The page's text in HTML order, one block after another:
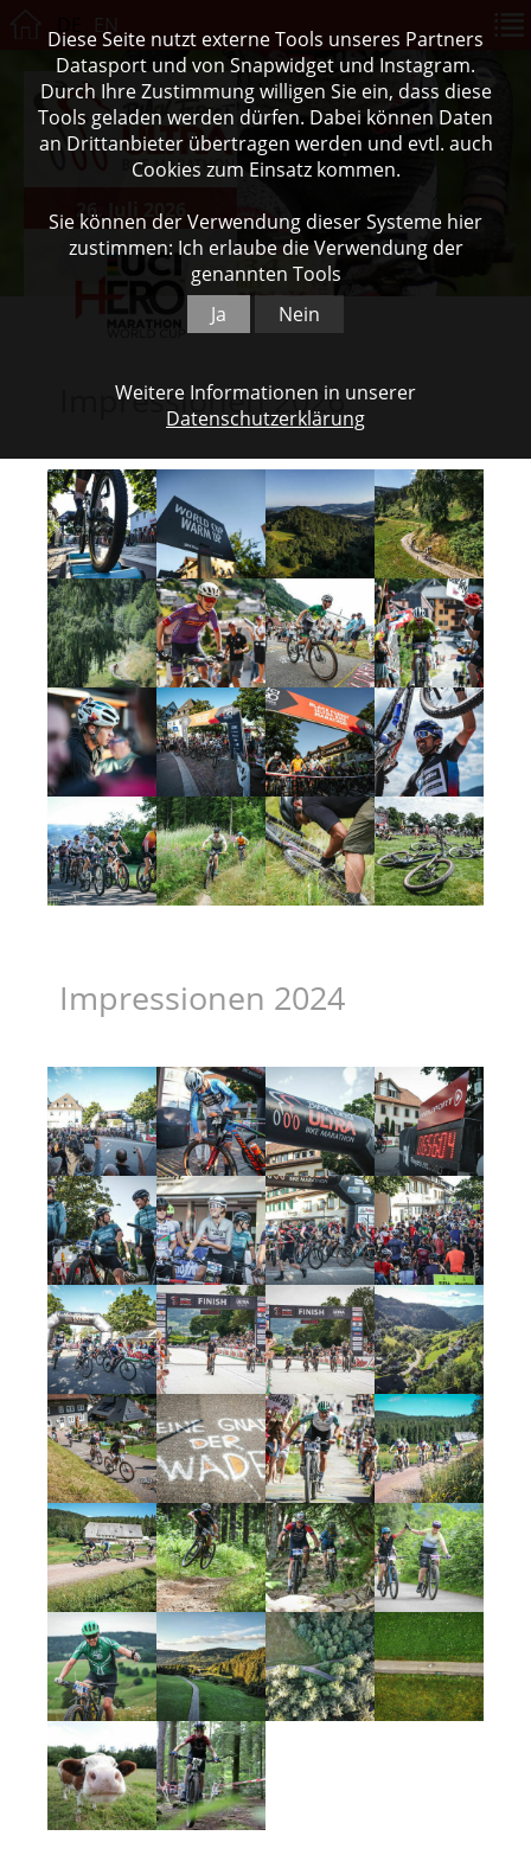
26. Juli 2026
Impressionen 2026
Impressionen 2024
Diese Seite nutzt externe Tools unseres Partners
Datasport und von Snapwidget und Instagram.
Durch Ihre Zustimmung willigen Sie ein, dass diese
Tools geladen werden dürfen. Dabei können Daten
an Drittanbieter übertragen werden und evtl. auch
Cookies zum Einsatz kommen.
Sie können der Verwendung dieser Systeme hier
zustimmen: Ich erlaube die Verwendung der
genannten Tools
Ja
Nein
Weitere Informationen in unserer
Datenschutzerklärung